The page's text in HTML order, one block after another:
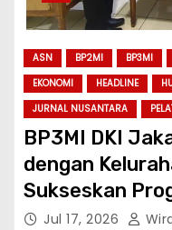
ASN BP2MI BP3MI
EKONOMI
HEADLINE
JURNAL NUSANTARA
BP3MI DKI
dengan
Sukseskan
Emas
Jul 17, 2026